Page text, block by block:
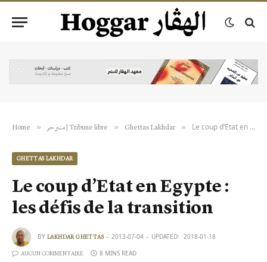
Home » منبر حر | Tribune libre » Ghettas Lakhdar » Le coup d’Etat en Egypte : les défis de la transition
GHETTAS LAKHDAR
Le coup d’Etat en Egypte :
les défis de la transition
BY LAKHDAR GHETTAS 2013-07-04 UPDATED: 2018-01-18
AUCUN COMMENTAIRE 8 MINS READ